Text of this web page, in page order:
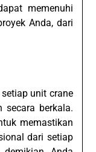
memenuhi
Anda, dari
unit crane
secara berkala.
memastikan
dari setiap